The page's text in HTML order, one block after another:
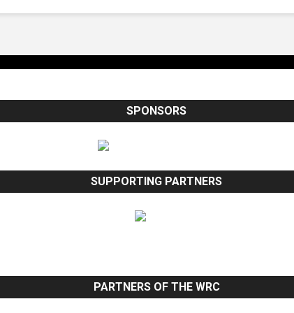
SPONSORS
SUPPORTING PARTNERS
PARTNERS OF THE WRC